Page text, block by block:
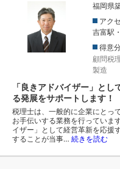
福岡県
アク
吉富駅
得意
顧問税
製造
「良きアドバイザー」と
る発展をサポートします！
税理士は、一般的に企業にとっ
お手伝いする業務を行っていま
イザー」として経営革新を応援
することが当事… 続きを読む